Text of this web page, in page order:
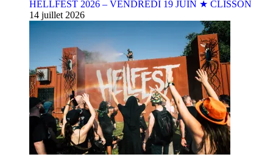
HELLFEST 2026 – VENDREDI 19 JUIN ★ CLISSON
14 juillet 2026